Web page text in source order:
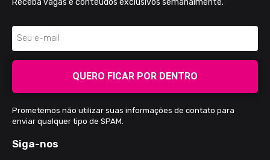
Receba vagas e conteúdos exclusivos semanalmente.
QUERO FICAR POR DENTRO
Prometemos não utilizar suas informações de contato para
enviar qualquer tipo de SPAM.
Siga-nos